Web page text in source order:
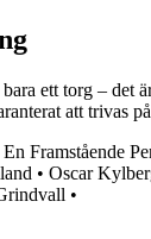
ett torg – det
att trivas
Framstående
• Oscar
•